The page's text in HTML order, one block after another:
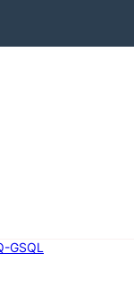
GSQL